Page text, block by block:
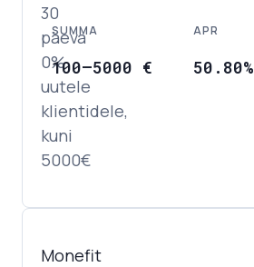
30
päeva
0%
uutele
klientidele,
kuni
5000€
SUMMA
100–5000 €
APR
50.80%
Monefit